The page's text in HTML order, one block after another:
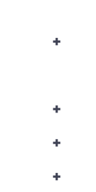
+
+
+
+